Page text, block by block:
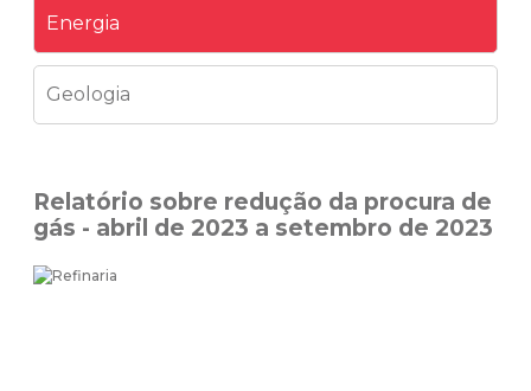
Energia
Geologia
Relatório sobre redução da procura de
gás - abril de 2023 a setembro de 2023